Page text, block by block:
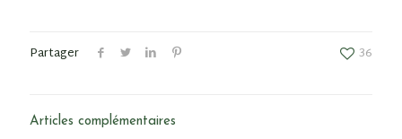
Partager 36
Articles complémentaires